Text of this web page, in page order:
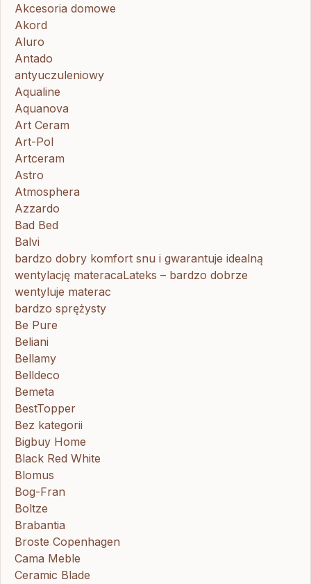
Akcesoria domowe
Akord
Aluro
Antado
antyuczuleniowy
Aqualine
Aquanova
Art Ceram
Art-Pol
Artceram
Astro
Atmosphera
Azzardo
Bad Bed
Balvi
bardzo dobry komfort snu i gwarantuje idealną
wentylację materacaLateks – bardzo dobrze
wentyluje materac
bardzo sprężysty
Be Pure
Beliani
Bellamy
Belldeco
Bemeta
BestTopper
Bez kategorii
Bigbuy Home
Black Red White
Blomus
Bog-Fran
Boltze
Brabantia
Broste Copenhagen
Cama Meble
Ceramic Blade